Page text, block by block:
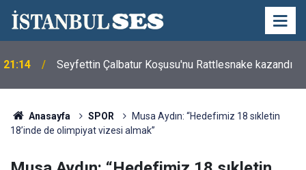
21:14 Seyfettin Çalbatur Koşusu'nu Rattlesnake kazandı
Anasayfa SPOR
Musa Aydın: “Hedefimiz 18 sıkletin
18’inde de olimpiyat vizesi almak”